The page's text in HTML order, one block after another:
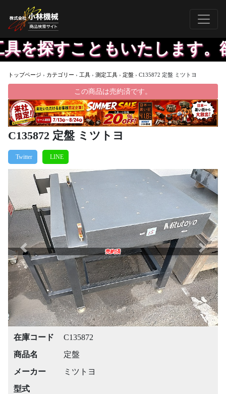
こともいたします。欲し
トップページ › カテゴリー › 工具 › 測定工具 › 定盤 › C135872 定盤 ミツトヨ
この商品は売約済です。
C135872 定盤 ミツトヨ
売約済
Previous Next
在庫コード
C135872
商品名
定盤
メーカー
ミツトヨ
型式